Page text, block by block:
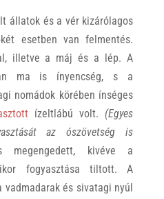
állatok és a vér kizárólagos
esetben van felmentés.
illetve a máj és a lép. A
ma is ínyencség, s a
nomádok körében ínséges
ízeltlábú volt. (Egyes
az ószövetség is
megengedett, kivéve a
fogyasztása tiltott. A
és sivatagi nyúl